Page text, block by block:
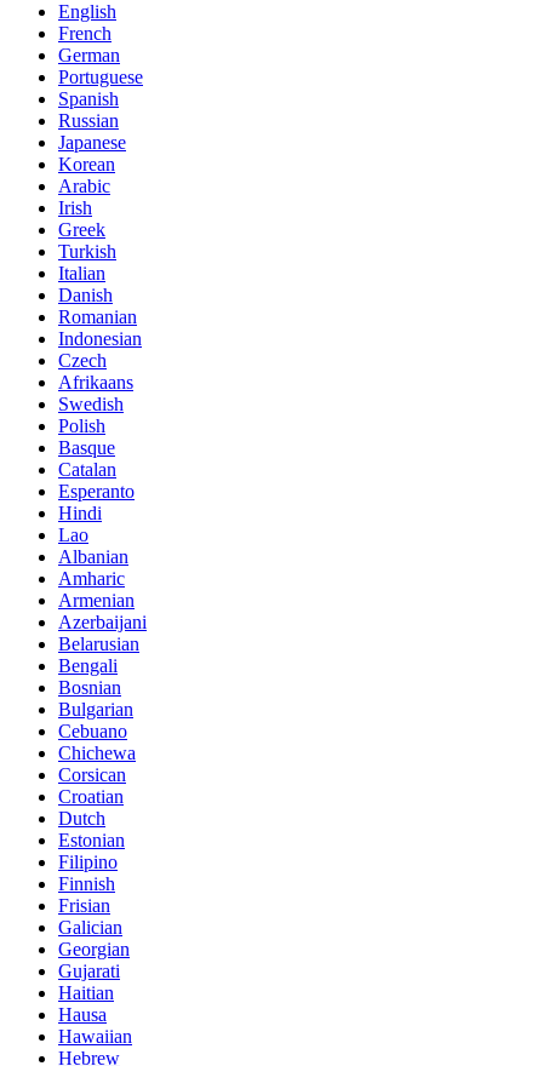
English
French
German
Portuguese
Spanish
Russian
Japanese
Korean
Arabic
Irish
Greek
Turkish
Italian
Danish
Romanian
Indonesian
Czech
Afrikaans
Swedish
Polish
Basque
Catalan
Esperanto
Hindi
Lao
Albanian
Amharic
Armenian
Azerbaijani
Belarusian
Bengali
Bosnian
Bulgarian
Cebuano
Chichewa
Corsican
Croatian
Dutch
Estonian
Filipino
Finnish
Frisian
Galician
Georgian
Gujarati
Haitian
Hausa
Hawaiian
Hebrew